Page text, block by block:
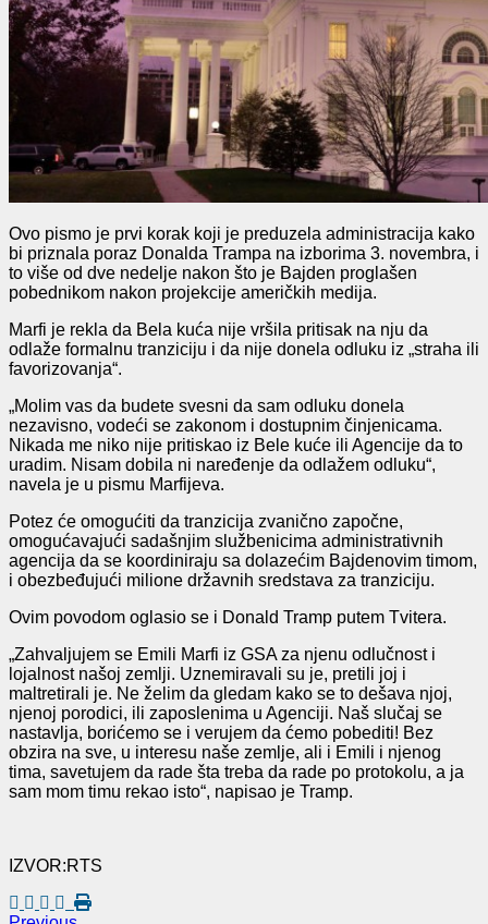
Ovo pismo je prvi korak koji je preduzela administracija kako
bi priznala poraz Donalda Trampa na izborima 3. novembra, i
to više od dve nedelje nakon što je Bajden proglašen
pobednikom nakon projekcije američkih medija.
Marfi je rekla da Bela kuća nije vršila pritisak na nju da
odlaže formalnu tranziciju i da nije donela odluku iz „straha ili
favorizovanja“.
„Molim vas da budete svesni da sam odluku donela
nezavisno, vodeći se zakonom i dostupnim činjenicama.
Nikada me niko nije pritiskao iz Bele kuće ili Agencije da to
uradim. Nisam dobila ni naređenje da odlažem odluku“,
navela je u pismu Marfijeva.
Potez će omogućiti da tranzicija zvanično započne,
omogućavajući sadašnjim službenicima administrativnih
agencija da se koordiniraju sa dolazećim Bajdenovim timom,
i obezbeđujući milione državnih sredstava za tranziciju.
Ovim povodom oglasio se i Donald Tramp putem Tvitera.
„Zahvaljujem se Emili Marfi iz GSA za njenu odlučnost i
lojalnost našoj zemlji. Uznemiravali su je, pretili joj i
maltretirali je. Ne želim da gledam kako se to dešava njoj,
njenoj porodici, ili zaposlenima u Agenciji. Naš slučaj se
nastavlja, borićemo se i verujem da ćemo pobediti! Bez
obzira na sve, u interesu naše zemlje, ali i Emili i njenog
tima, savetujem da rade šta treba da rade po protokolu, a ja
sam mom timu rekao isto“, napisao je Tramp.
IZVOR:RTS